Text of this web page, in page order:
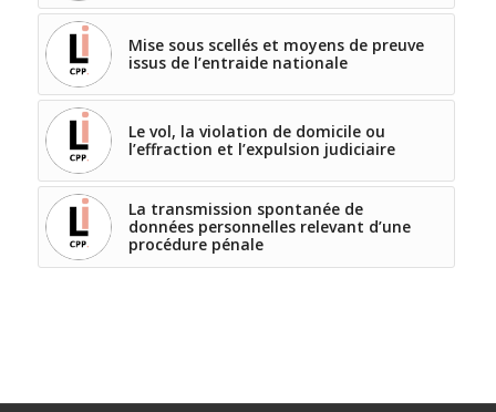
Mise sous scellés et moyens de preuve
issus de l’entraide nationale
Le vol, la violation de domicile ou
l’effraction et l’expulsion judiciaire
La transmission spontanée de
données personnelles relevant d’une
procédure pénale